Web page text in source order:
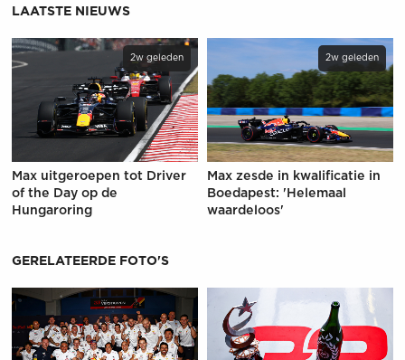
LAATSTE NIEUWS
2w geleden
Max uitgeroepen tot Driver
of the Day op de
Hungaroring
2w geleden
Max zesde in kwalificatie in
Boedapest: 'Helemaal
waardeloos'
GERELATEERDE FOTO'S